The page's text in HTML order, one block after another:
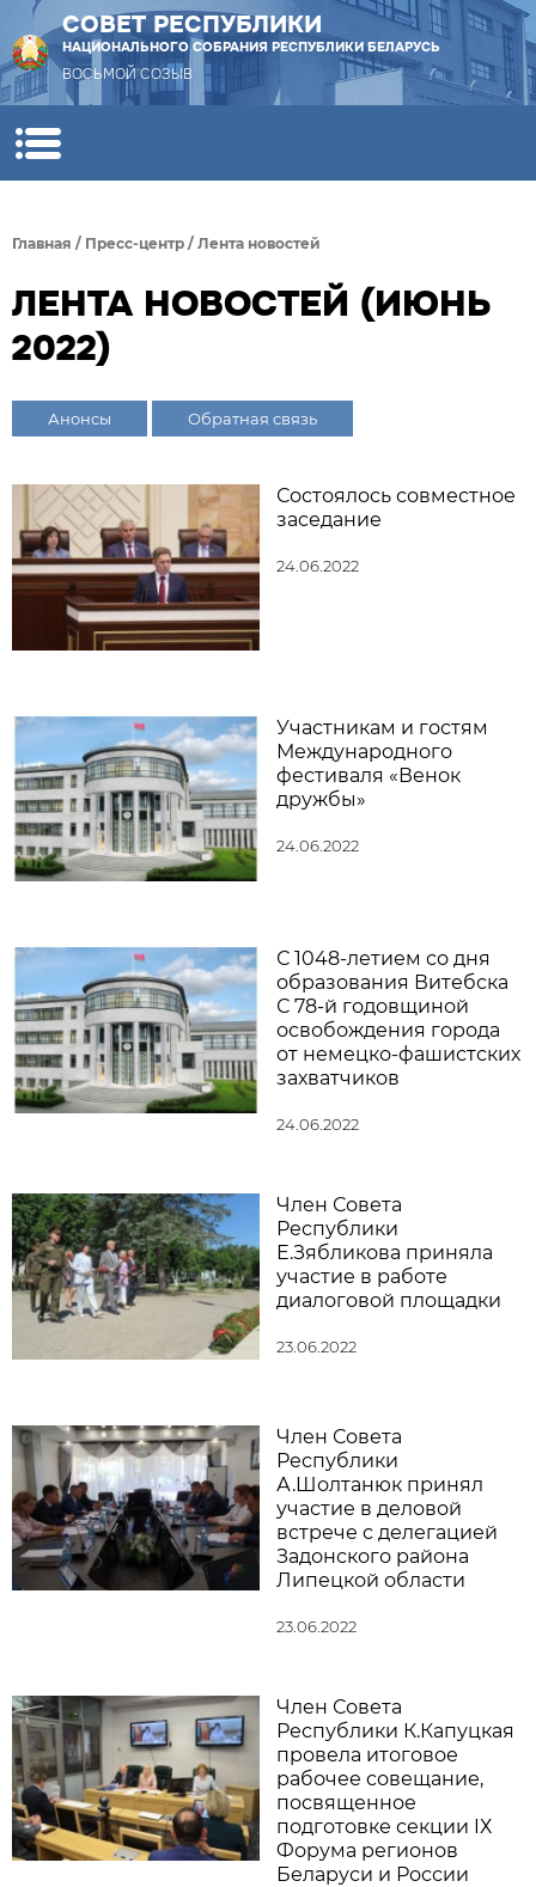
СОВЕТ РЕСПУБЛИКИ
НАЦИОНАЛЬНОГО СОБРАНИЯ РЕСПУБЛИКИ БЕЛАРУСЬ
ВОСЬМОЙ СОЗЫВ
Главная / Пресс-центр / Лента новостей
ЛЕНТА НОВОСТЕЙ (ИЮНЬ
2022)
Анонсы Обратная связь
Состоялось совместное
заседание
24.06.2022
Участникам и гостям
Международного
фестиваля «Венок
дружбы»
24.06.2022
С 1048-летием со дня
образования Витебска
С 78-й годовщиной
освобождения города
от немецко-фашистских
захватчиков
24.06.2022
Член Совета
Республики
Е.Зябликова приняла
участие в работе
диалоговой площадки
23.06.2022
Член Совета
Республики
А.Шолтанюк принял
участие в деловой
встрече с делегацией
Задонского района
Липецкой области
23.06.2022
Член Совета
Республики К.Капуцкая
провела итоговое
рабочее совещание,
посвященное
подготовке секции IХ
Форума регионов
Беларуси и России